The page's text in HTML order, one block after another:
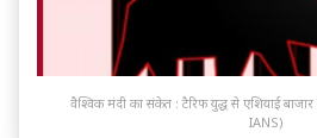
वैश्विक मंदी का संकेत : टैरिफ युद्ध से एशियाई
IANS)